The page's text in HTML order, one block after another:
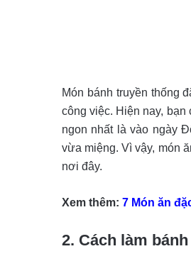
Món bánh truyền thống
công việc. Hiện nay,
ngon nhất là vào ngày
vừa miệng. Vì vậy, món
nơi đây.
Xem thêm: 7 Món ăn
2. Cách làm